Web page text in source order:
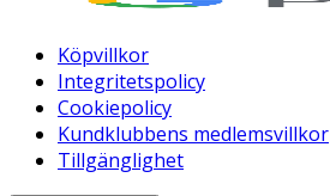
Köpvillkor
Integritetspolicy
Cookiepolicy
Kundklubbens medlemsvillkor
Tillgänglighet